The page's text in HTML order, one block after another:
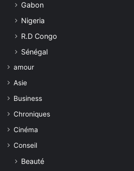
Gabon
Nigeria
R.D Congo
Sénégal
amour
Asie
Business
Chroniques
Cinéma
Conseil
Beauté